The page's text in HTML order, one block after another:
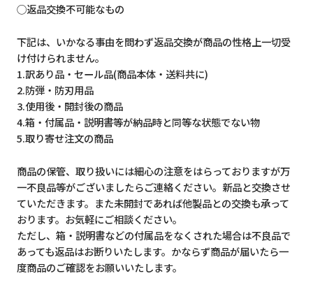
◯返品交換不可能なもの
下記は、いかなる事由を問わず返品交換が商品の性格上一切受
け付けられません。
1.訳あり品・セール品(商品本体・送料共に)
2.防弾・防刃用品
3.使用後・開封後の商品
4.箱・付属品・説明書等が納品時と同等な状態でない物
5.取り寄せ注文の商品
商品の保管、取り扱いには細心の注意をはらっておりますが万
一不良品等がございましたらご連絡ください。新品と交換させ
ていただきます。また未開封であれば他製品との交換も承って
おります。お気軽にご相談ください。
ただし、箱・説明書などの付属品をなくされた場合は不良品で
あっても返品はお断りいたします。かならず商品が届いたら一
度商品のご確認をお願いいたします。